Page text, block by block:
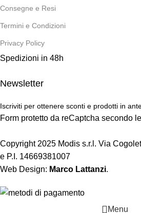
Consegne e Resi
Termini e Condizioni
Privacy Policy
Spedizioni in 48h
Newsletter
Iscriviti per ottenere sconti e prodotti in
Form protetto da reCaptcha secondo
Copyright 2025 Modis s.r.l. Via
e P.I. 14669381007
Web Design: Marco Lattanzi.
Menu